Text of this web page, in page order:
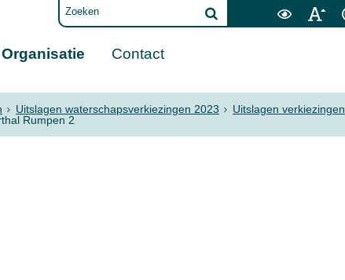
Contact
Uitslagen waterschapsverkiezingen 2023
Uitslagen verkiezingen
Rumpen 2